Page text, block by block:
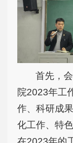
首先，
院2023年工
作、科研成
化工作、特